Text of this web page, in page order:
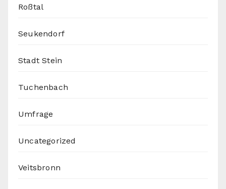
Roßtal
Seukendorf
Stadt Stein
Tuchenbach
Umfrage
Uncategorized
Veitsbronn